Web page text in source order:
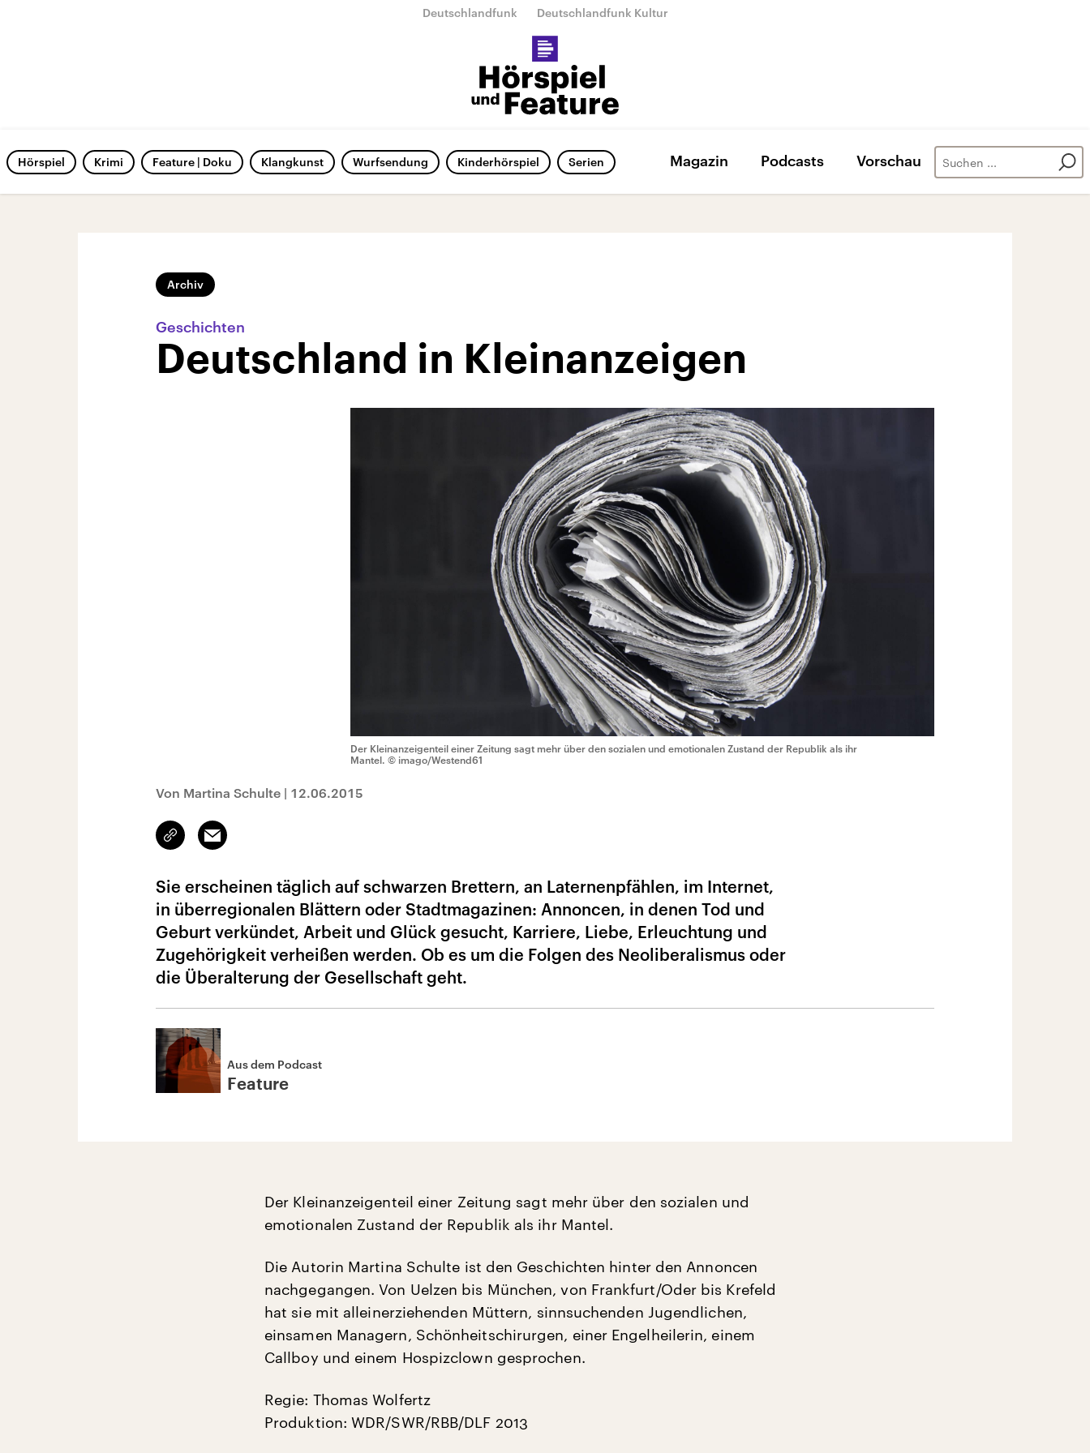
Deutschlandfunk Deutschlandfunk Kultur
Hörspiel Krimi Feature | Doku Klangkunst Wurfsendung Kinderhörspiel Serien Magazin Podcasts Vorschau
Archiv
Geschichten
Deutschland in Kleinanzeigen
Der Kleinanzeigenteil einer Zeitung sagt mehr über den sozialen und emotionalen Zustand der Republik als ihr
Mantel. © imago/Westend61
Von Martina Schulte | 12.06.2015
Link
kopieren/teilen
Email
Sie erscheinen täglich auf schwarzen Brettern, an Laternenpfählen, im Internet,
in überregionalen Blättern oder Stadtmagazinen: Annoncen, in denen Tod und
Geburt verkündet, Arbeit und Glück gesucht, Karriere, Liebe, Erleuchtung und
Zugehörigkeit verheißen werden. Ob es um die Folgen des Neoliberalismus oder
die Überalterung der Gesellschaft geht.
Aus dem Podcast
Feature
Der Kleinanzeigenteil einer Zeitung sagt mehr über den sozialen und
emotionalen Zustand der Republik als ihr Mantel.
Die Autorin Martina Schulte ist den Geschichten hinter den Annoncen
nachgegangen. Von Uelzen bis München, von Frankfurt/Oder bis Krefeld
hat sie mit alleinerziehenden Müttern, sinnsuchenden Jugendlichen,
einsamen Managern, Schönheitschirurgen, einer Engelheilerin, einem
Callboy und einem Hospizclown gesprochen.
Regie: Thomas Wolfertz
Produktion: WDR/SWR/RBB/DLF 2013